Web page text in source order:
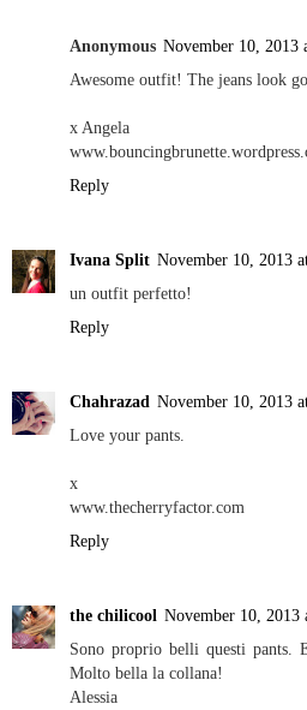
Anonymous November 10, 2013
Awesome outfit! The jeans look
x Angela
Reply
Ivana Split November 10, 2013
un outfit perfetto!
Reply
Chahrazad November 10, 2013
Love your pants.
x
www.thecherryfactor.com
Reply
the chilicool November 10, 2013
Sono proprio belli questi pants.
Molto bella la collana!
Alessia